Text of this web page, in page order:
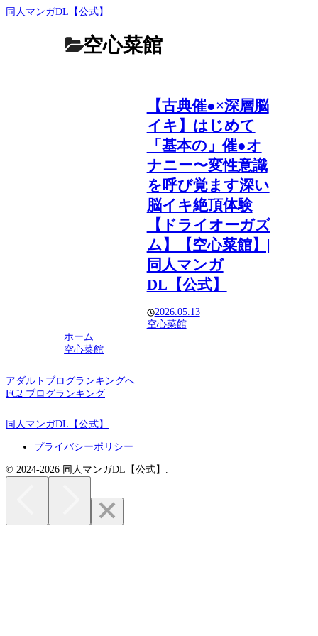
同人マンガDL【公式】
空心菜館
【古典催●×深層脳
イキ】はじめて
「基本の」催●オ
ナニー〜変性意識
を呼び覚ます深い
脳イキ絶頂体験
【ドライオーガズ
ム】【空心菜館】|
同人マンガ
DL【公式】
2026.05.13
空心菜館
ホーム
空心菜館
アダルトブログランキングへ
FC2 ブログランキング
同人マンガDL【公式】
プライバシーポリシー
© 2024-2026 同人マンガDL【公式】.